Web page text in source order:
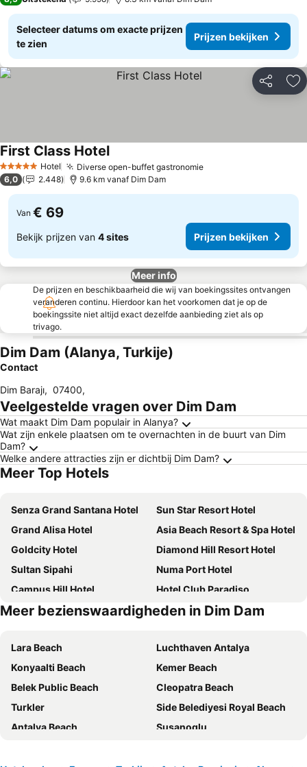
Selecteer datums om exacte prijzen
te zien
Prijzen bekijken
Delen
5 Sterren Hotel Diverse open-buffet gastronomiePrijzen bekijken
First Class HotelPrijzen bekijken
6,0 2.448 9.6 km vanaf Dim Dam
Van € 69
Bekijk prijzen van 4 sites Prijzen bekijken
Meer info
De prijzen en beschikbaarheid die wij van boekingssites ontvangen
veranderen continu. Hierdoor kan het voorkomen dat je op de
boekingssite niet altijd exact dezelfde aanbieding ziet als op
trivago.
Dim Dam (Alanya, Turkije)
Contact
Dim Barajı, 07400,
Veelgestelde vragen over Dim Dam
Wat maakt Dim Dam populair in Alanya?
Wat zijn enkele plaatsen om te overnachten in de buurt van Dim
Dam?
Welke andere attracties zijn er dichtbij Dim Dam?
Meer Top Hotels
Senza Grand Santana Hotel
Sun Star Resort Hotel
Grand Alisa Hotel
Asia Beach Resort & Spa Hotel
Goldcity Hotel
Diamond Hill Resort Hotel
Sultan Sipahi
Numa Port Hotel
Campus Hill Hotel
Hotel Club Paradiso
The Lumos Deluxe Resort Hotel & Spa
Ark Apart and Suite Hotel
Kleopatra Dreams Beach Hotel
Ada Port Hotel Adults Only
Ananea Kleopatra Beach +12 Adult Only - former Cook's Club Alanya
Alaaddin Beach Hotel
Kleopatra Ramira Hotel
Kleopatra Atlas Hotel
Grand Okan Hotel
Senza Sunset Beach Hotel
Alaiye Kleopatra Hotel
Kırbıyık Resort Hotel - Alanya
Meer bezienswaardigheden in Dim Dam
Lara Beach
Luchthaven Antalya
Konyaalti Beach
Kemer Beach
Belek Public Beach
Cleopatra Beach
Turkler
Side Belediyesi Royal Beach
Antalya Beach
Susanoglu